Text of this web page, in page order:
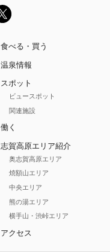
食べる・買う
温泉情報
スポット
ビュースポット
関連施設
働く
志賀高原エリア紹介
奥志賀高原エリア
焼額山エリア
中央エリア
熊の湯エリア
横手山・渋峠エリア
アクセス